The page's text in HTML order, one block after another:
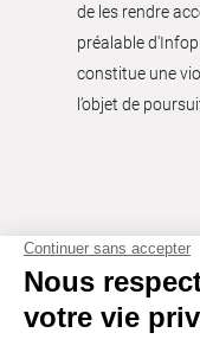
de les rendre
préalable
constitue une
l’objet de